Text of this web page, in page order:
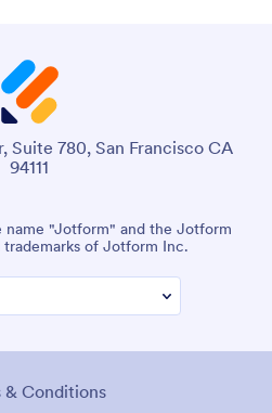
Suite 780, San Francisco CA
94111
"Jotform" and the Jotform
trademarks of Jotform Inc.
& Conditions